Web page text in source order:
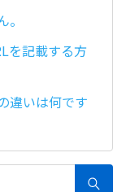
を記載する方
違いは何です